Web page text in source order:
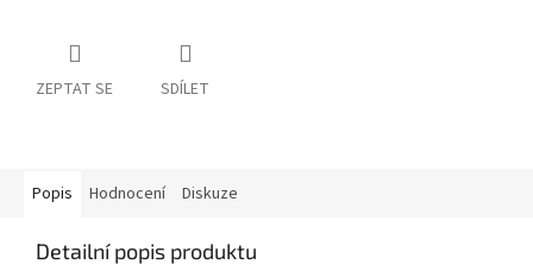
ZEPTAT SE SDÍLET
Popis Hodnocení Diskuze
Detailní popis produktu